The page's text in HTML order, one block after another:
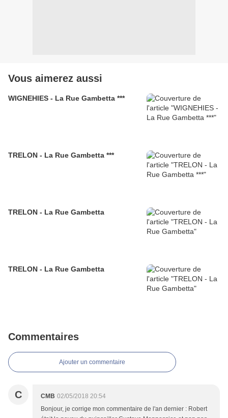
Vous aimerez aussi
WIGNEHIES - La Rue Gambetta ***
TRELON - La Rue Gambetta ***
TRELON - La Rue Gambetta
TRELON - La Rue Gambetta
Commentaires
Ajouter un commentaire
C CMB 02/05/2018 20:54
Bonjour, je corrige mon commentaire de l'an dernier : Robert